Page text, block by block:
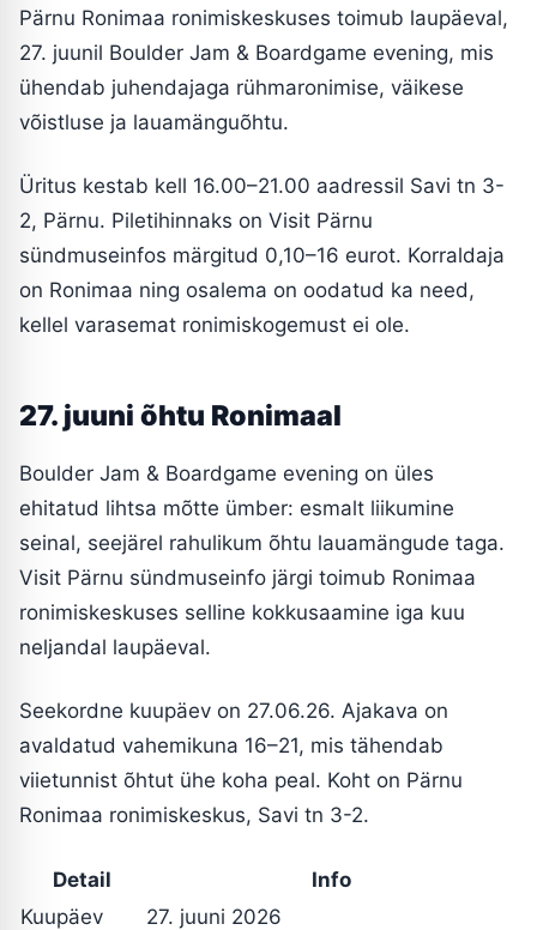
Pärnu Ronimaa ronimiskeskuses toimub laupäeval,
27. juunil Boulder Jam & Boardgame evening, mis
ühendab juhendajaga rühmaronimise, väikese
võistluse ja lauamänguõhtu.
Üritus kestab kell 16.00–21.00 aadressil Savi tn 3-
2, Pärnu. Piletihinnaks on Visit Pärnu
sündmuseinfos märgitud 0,10–16 eurot. Korraldaja
on Ronimaa ning osalema on oodatud ka need,
kellel varasemat ronimiskogemust ei ole.
27. juuni õhtu Ronimaal
Boulder Jam & Boardgame evening on üles
ehitatud lihtsa mõtte ümber: esmalt liikumine
seinal, seejärel rahulikum õhtu lauamängude taga.
Visit Pärnu sündmuseinfo järgi toimub Ronimaa
ronimiskeskuses selline kokkusaamine iga kuu
neljandal laupäeval.
Seekordne kuupäev on 27.06.26. Ajakava on
avaldatud vahemikuna 16–21, mis tähendab
viietunnist õhtut ühe koha peal. Koht on Pärnu
Ronimaa ronimiskeskus, Savi tn 3-2.
Detail
Info
Kuupäev
27. juuni 2026